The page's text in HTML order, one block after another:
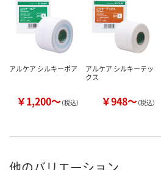
アルケア シルキーポア
￥1,200～（税込）
アルケア シルキーテッ
クス
￥948～（税込）